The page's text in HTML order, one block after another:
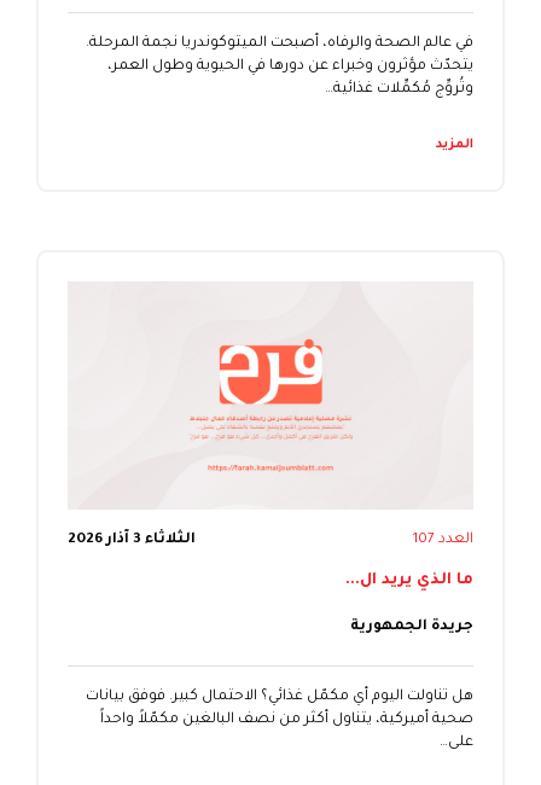
في عالم الصحة والرفاه، أصبحت الميتوكوندريا نجمة المرحلة.
يتحدّث مؤثرون وخبراء عن دورها في الحيوية وطول العمر،
وتُروِّج مُكمِّلات غذائية…
المزيد
العدد 107 الثلاثاء 3 آذار 2026
ما الذي يريد ال...
جريدة الجمهورية
هل تناولت اليوم أي مكمّل غذائي؟ الاحتمال كبير. فوفق بيانات
صحية أميركية، يتناول أكثر من نصف البالغين مكمّلاً واحداً
على…